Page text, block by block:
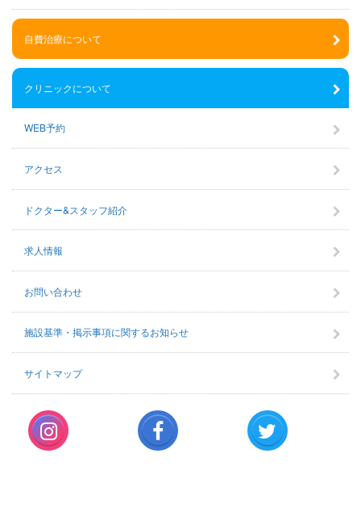
自費治療について
クリニックについて
WEB予約
アクセス
ドクター&スタッフ紹介
求人情報
お問い合わせ
施設基準・掲示事項に関するお知らせ
サイトマップ